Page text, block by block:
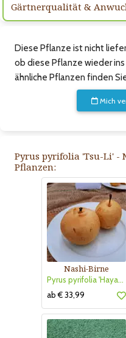
Gärtnerqualität &
Diese Pflanze ist nicht
ob diese Pflanze wieder
ähnliche Pflanzen finden
Mich
Pyrus pyrifolia 'Tsu-Li' -
Pflanzen:
Nashi-Birne
Pyrus pyrifolia 'Hayatama'
ab € 33,99